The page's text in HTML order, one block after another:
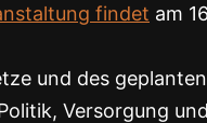
findet am
und des
Versorgung